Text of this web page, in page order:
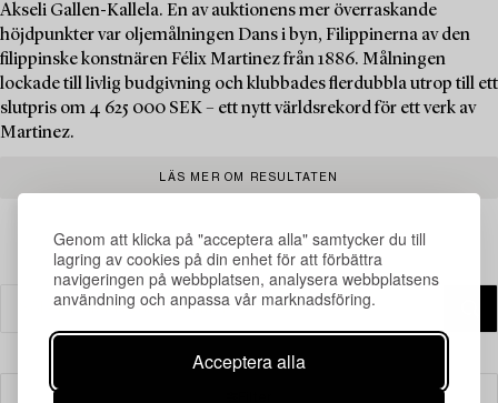
Genom att klicka på "acceptera alla" samtycker du till
lagring av cookies på din enhet för att förbättra
navigeringen på webbplatsen, analysera webbplatsens
användning och anpassa vår marknadsföring.
Acceptera alla
Akseli Gallen-Kallela. En av auktionens mer överraskande
höjdpunkter var oljemålningen Dans i byn, Filippinerna av den
filippinske konstnären Félix Martinez från 1886. Målningen
lockade till livlig budgivning och klubbades flerdubbla utrop till ett
slutpris om 4 625 000 SEK – ett nytt världsrekord för ett verk av
Martinez.
LÄS MER OM RESULTATEN